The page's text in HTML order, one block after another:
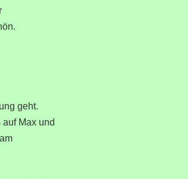
geht.
Max und